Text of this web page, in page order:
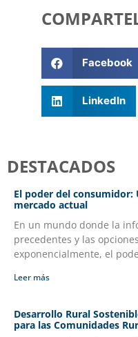
Facebook
LinkedIn
DESTACADOS
El poder del
mercado actual
En un mundo donde la
precedentes y las
exponencialmente, el
Leer más
Desarrollo Rural
para las Comunidades